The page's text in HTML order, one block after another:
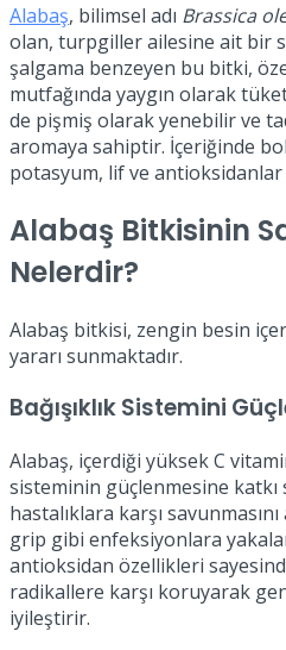
Alabaş, bilimsel adı Brassica
olan, turpgiller ailesine ait bir
şalgama benzeyen bu bitki,
mutfağında yaygın olarak
de pişmiş olarak yenebilir ve
aromaya sahiptir. İçeriğinde
potasyum, lif ve
Alabaş Bitkisinin
Nelerdir?
Alabaş bitkisi, zengin besin
yararı sunmaktadır.
Bağışıklık Sistemini
Alabaş, içerdiği yüksek C
sisteminin güçlenmesine katkı
hastalıklara karşı
grip gibi enfeksiyonlara
antioksidan özellikleri
radikallere karşı koruyarak
iyileştirir.